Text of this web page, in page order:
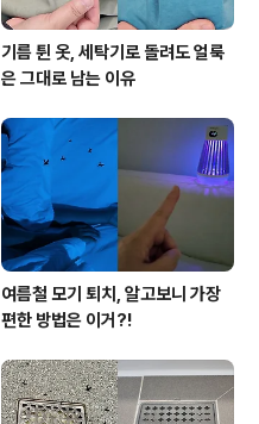
기름 튄 옷, 세탁기로 돌려도 얼룩
은 그대로 남는 이유
여름철 모기 퇴치, 알고보니 가장
편한 방법은 이거?!